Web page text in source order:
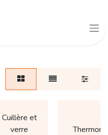
Cuillère et
verre